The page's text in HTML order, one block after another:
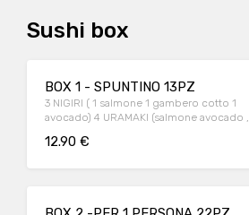
Sushi box
BOX 1 - SPUNTINO 13PZ
3 NIGIRI ( 1 salmone 1 gambero cotto 1
avocado) 4 URAMAKI (salmone avocado ,
12.90 €